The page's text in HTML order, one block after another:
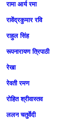
रामा आर्य रमा
रावेंद्रकुमार रवि
राहुल सिंह
रूपनारायण त्रिपाठी
रेखा
रेवती रमण
रोहित श्रीवास्तव
ललन चतुर्वेदी